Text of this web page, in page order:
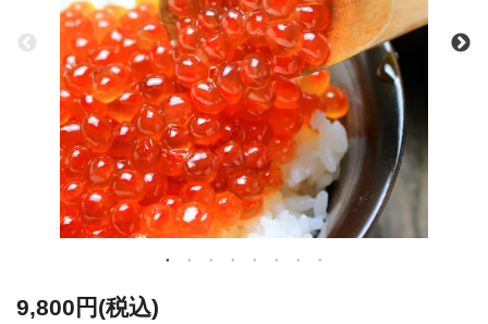
9,800円(税込)